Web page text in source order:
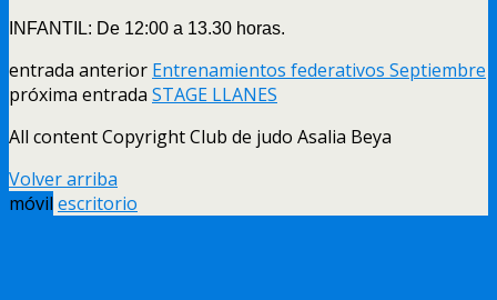
INFANTIL: De 12:00 a 13.30 horas.
entrada anterior Entrenamientos federativos Septiembre
próxima entrada STAGE LLANES
All content Copyright Club de judo Asalia Beya
Volver arriba
móvil escritorio